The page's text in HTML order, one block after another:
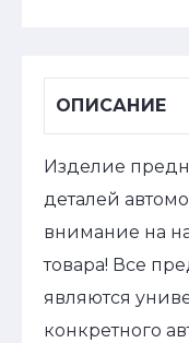
ОПИСАНИЕ
Изделие
деталей
внимание на
товара! Все
являются
конкретного